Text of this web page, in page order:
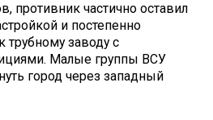
противник частично оставил
и постепенно
трубному заводу с
Малые группы ВСУ
город через западный